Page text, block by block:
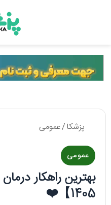
پزشکا/عمومی
عمومی
بهترین راهکار
1405】❤️